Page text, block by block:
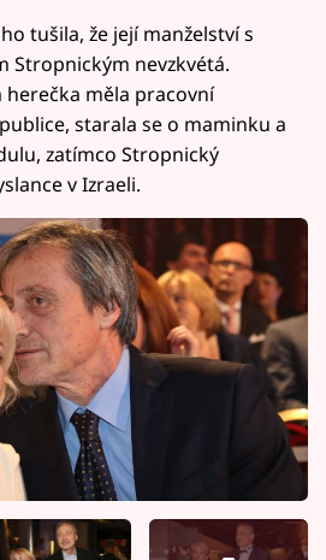
tušila, že její manželství s
Stropnickým nevzkvétá.
herečka měla pracovní
starala se o maminku a
zatímco Stropnický
v Izraeli.